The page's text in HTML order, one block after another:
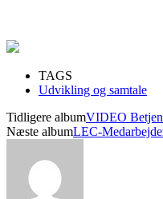
TAGS
Udvikling og samtale
Tidligere albumVIDEO
Næste albumLEC-